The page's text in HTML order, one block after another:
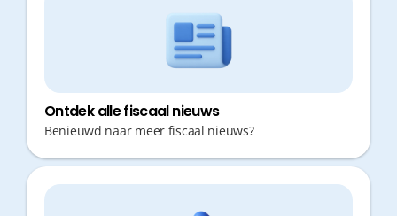
Ontdek alle fiscaal nieuws
Benieuwd naar meer fiscaal nieuws?